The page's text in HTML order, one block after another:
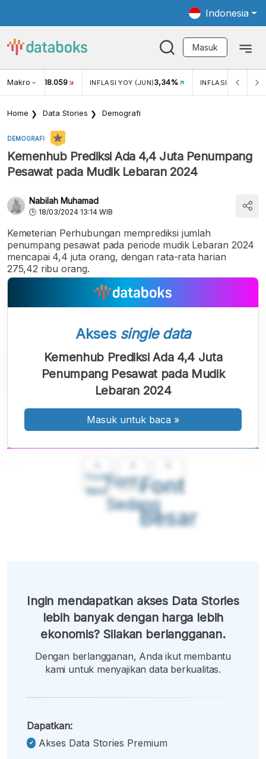
Indonesia
Masuk
Makro
USD/IDR 18.059 INFLASI YOY (JUN)3,34% INFLASI MOM
Home Data Stories Demografi
DEMOGRAFI
Kemenhub Prediksi Ada 4,4 Juta Penumpang
Pesawat pada Mudik Lebaran 2024
Nabilah Muhamad
18/03/2024 13:14 WIB
Kemeterian Perhubungan memprediksi jumlah
penumpang pesawat pada periode mudik Lebaran 2024
mencapai 4,4 juta orang, dengan rata-rata harian
275,42 ribu orang.
Font
Kecil
Font
Sedang
Font
Besar
Akses single data
Kemenhub Prediksi Ada 4,4 Juta
Penumpang Pesawat pada Mudik
Lebaran 2024
Masuk untuk baca »
Ingin mendapatkan akses Data Stories
lebih banyak dengan harga lebih
ekonomis? Silakan berlangganan.
Dengan berlangganan, Anda ikut membantu
kami untuk menyajikan data berkualitas.
Dapatkan:
Akses Data Stories Premium